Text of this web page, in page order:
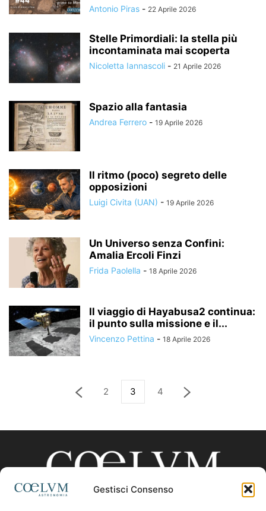
Gestisci Consenso
Antonio Piras - 22 Aprile 2026
Stelle Primordiali: la stella più
incontaminata mai scoperta
Nicoletta Iannascoli - 21 Aprile 2026
Spazio alla fantasia
Andrea Ferrero - 19 Aprile 2026
Il ritmo (poco) segreto delle
opposizioni
Luigi Civita (UAN) - 19 Aprile 2026
Un Universo senza Confini:
Amalia Ercoli Finzi
Frida Paolella - 18 Aprile 2026
Il viaggio di Hayabusa2 continua:
il punto sulla missione e il...
Vincenzo Pettina - 18 Aprile 2026
2 3 4